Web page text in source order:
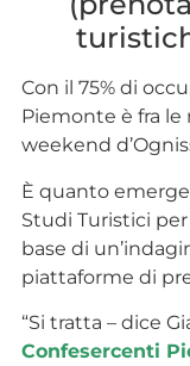
Con il 75% di
Piemonte è fra
weekend
È quanto
Studi Turistici
base di
piattaforme di
“Si tratta – dice
Confesercenti